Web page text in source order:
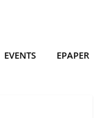
EVENTS EPAPER